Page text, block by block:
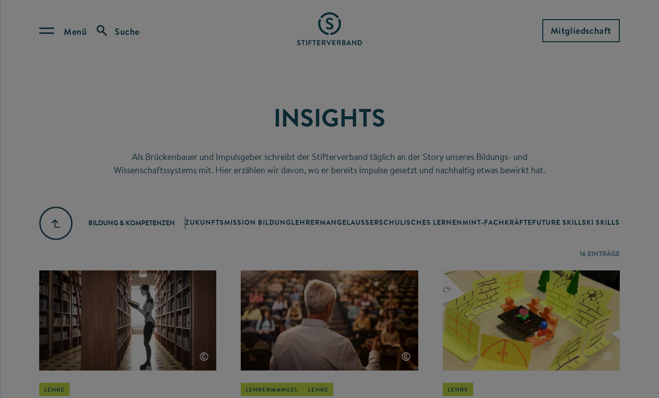
Menü Suche Mitgliedschaft
INSIGHTS
Als Brückenbauer und Impulsgeber schreibt der Stifterverband täglich an der Story unseres Bildungs- und
Wissenschaftssystems mit. Hier erzählen wir davon, wo er bereits Impulse gesetzt und nachhaltig etwas bewirkt hat.
BILDUNG & KOMPETENZEN ZUKUNFTSMISSION BILDUNGLEHRERMANGELAUSSERSCHULISCHES LERNEN MINT-FACHKRÄFTEFUTURE SKILLSKI SKILLS
16 EINTRÄGE
©
LEHRE
©
LEHRERMANGEL LEHRE
©
LEHRE